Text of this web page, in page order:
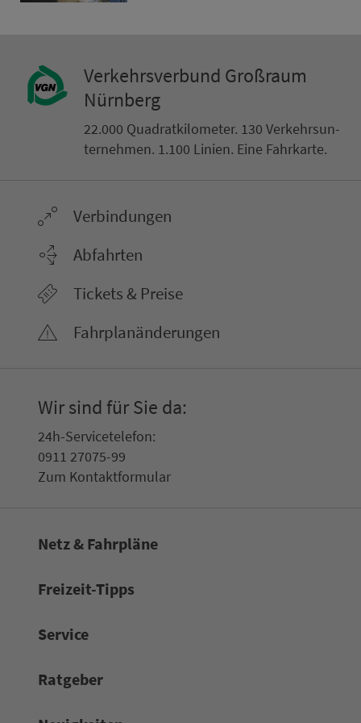
Ver­kehrs­ver­bund Groß­raum
Nürn­berg
22.000 Qua­drat­ki­lo­me­ter. 130 Ver­kehrs­un­
ter­neh­men. 1.100 Linien. Eine Fahr­kar­te.
Ver­bin­dungen
Abfahrten
Tickets & Preise
Fahr­plan­ände­rungen
Wir sind für Sie da:
24h-Ser­vice­te­le­fon:
0911 27075-99
Zum Kon­taktformular
Netz & Fahrpläne
Frei­zeit-Tipps
Service
Rat­ge­ber